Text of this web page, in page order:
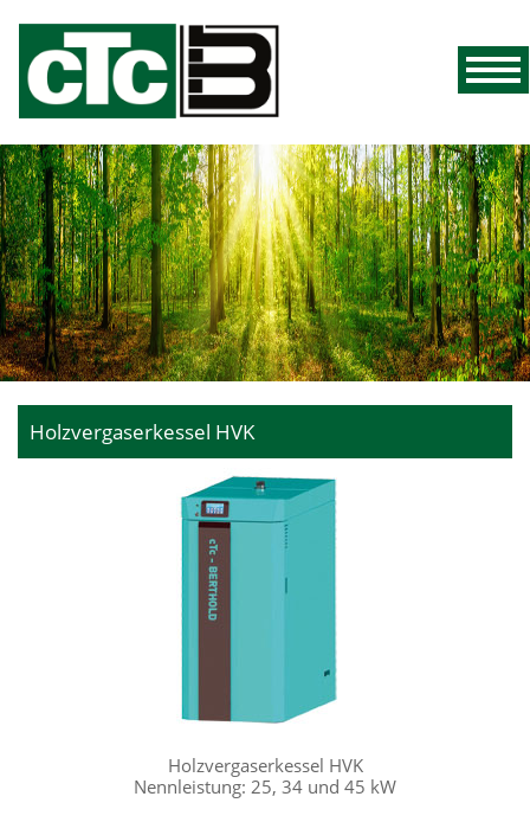
Holzvergaserkessel HVK
Holzvergaserkessel HVK
Nennleistung: 25, 34 und 45 kW